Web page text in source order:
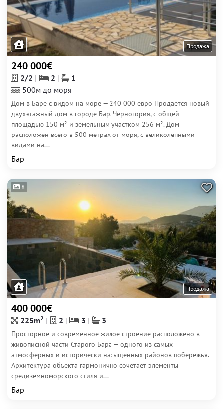
Продажа
240 000€
2/2 2
1
500м до моря
Дом в Баре с видом на море — 240 000 евро Продается новый
двухэтажный дом в городе Бар, Черногория, с общей
площадью 150 м² и земельным участком 256 м². Дом
расположен всего в 500 метрах от моря, с великолепными
видами на...
Бар
8
Продажа
400 000€
225m2 2 3 3
Просторное и современное жилое строение расположено в
живописной части Старого Бара — одного из самых
атмосферных и исторически насыщенных районов побережья.
Архитектура объекта гармонично сочетает элементы
средиземноморского стиля и...
Бар